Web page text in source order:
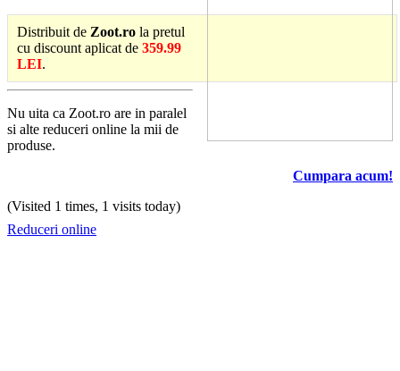
Distribuit de Zoot.ro la pretul
cu discount aplicat de 359.99
LEI.
Nu uita ca Zoot.ro are in paralel
si alte reduceri online la mii de
produse.
Cumpara acum!
(Visited 1 times, 1 visits today)
Reduceri online